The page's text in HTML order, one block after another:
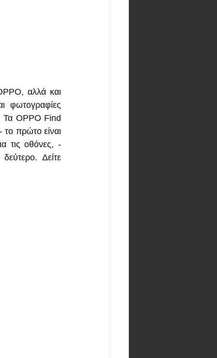
αλλά και
φωτογραφίες
Τα OPPO Find
το πρώτο είναι
τις οθόνες, -
Δείτε